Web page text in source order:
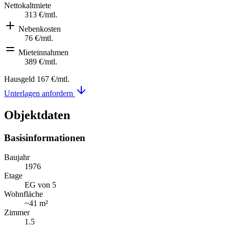
Nettokaltmiete
313 €/mtl.
Nebenkosten
76 €/mtl.
Mieteinnahmen
389 €/mtl.
Hausgeld 167 €/mtl.
Unterlagen anfordern
Objektdaten
Basisinformationen
Baujahr
1976
Etage
EG von 5
Wohnfläche
~41 m²
Zimmer
1.5